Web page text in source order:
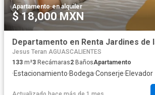
Apartamento·en alquiler
$ 18,000 MXN
Jesus Teran AGUASCALIENTES
133 m²3 Recámaras2 BañosApartamento
·Estacionamiento·Bodega·Conserje·Elevador